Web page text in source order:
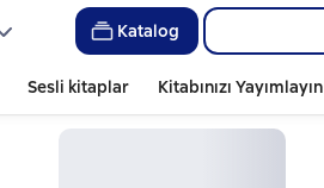
Katalog
Sesli kitaplar Kitabınızı Yayımlayın